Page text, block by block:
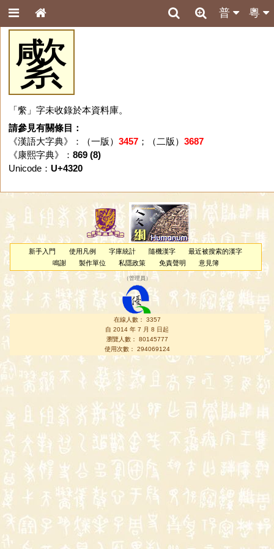
粵
普
䌠
「䌠」字未收錄於本資料庫。
請參見有關條目：
《漢語大字典》：（一版） 3457；（二版） 3687
《康熙字典》： 869 (8)
Unicode： U+4320
新手入門 使用凡例 字庫統計 隨機漢字
最近被搜索的漢字
鳴謝
製作單位 私隱政策 免責聲明 意見簿
（管理員 ）
在線人數： 3357
自 2014 年 7 月 8 日起
瀏覽人數： 80145777
使用次數： 294069124